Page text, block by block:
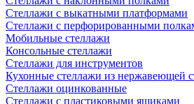
Стеллажи с выкатными платформами
Стеллажи с перфорированными
Мобильные стеллажи
Консольные стеллажи
Стеллажи для инструментов
Кухонные стеллажи из нержавеющей
Стеллажи оцинкованные
Стеллажи с пластиковыми ящиками